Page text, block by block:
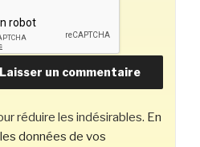
réduire les indésirables. En
données de vos